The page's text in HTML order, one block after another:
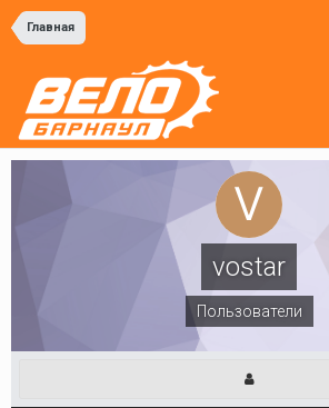
Главная
vostar
Пользователи